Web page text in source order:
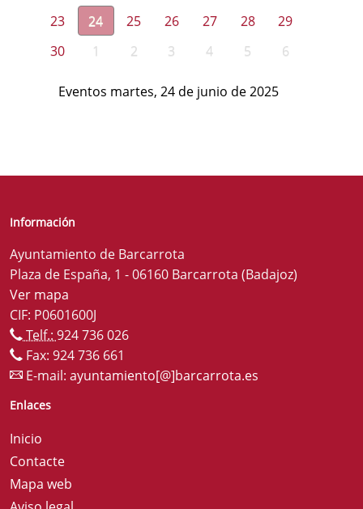
23
24 25 26 27 28
29
30
1 2 3 4 5 6
Eventos martes, 24 de junio de 2025
Información
Ayuntamiento de Barcarrota
Plaza de España, 1 - 06160 Barcarrota (Badajoz)
Ver mapa
CIF: P0601600J
Telf.: 924 736 026
Fax: 924 736 661
E-mail: ayuntamiento[@]barcarrota.es
Enlaces
Inicio
Contacte
Mapa web